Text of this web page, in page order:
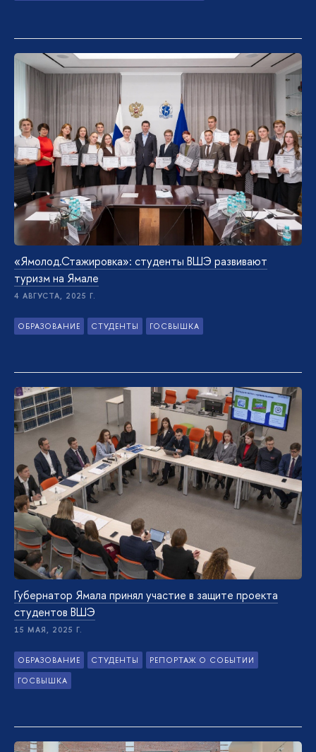
«Ямолод.Стажировка»: студенты ВШЭ развивают
туризм на Ямале
4 АВГУСТА, 2025 Г.
ОБРАЗОВАНИЕ СТУДЕНТЫ ГОСВЫШКА
Губернатор Ямала принял участие в защите проекта
студентов ВШЭ
15 МАЯ, 2025 Г.
ОБРАЗОВАНИЕ СТУДЕНТЫ РЕПОРТАЖ О СОБЫТИИ
ГОСВЫШКА